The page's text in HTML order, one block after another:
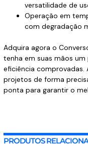
versatilidade de
Operação em
com degradação
Adquira agora o
tenha em suas mãos
eficiência comprovadas.
projetos de forma
ponta para garantir o
PRODUTOS